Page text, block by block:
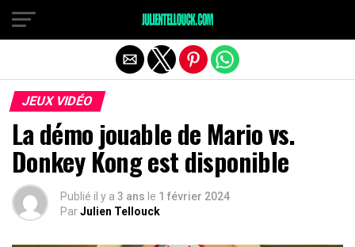
JEUX VIDÉO
La démo jouable de Mario vs.
Donkey Kong est disponible
Publié il y a 3 ans le 1 février 2024
ParJulien Tellouck